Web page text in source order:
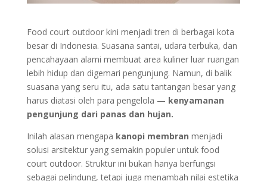
Food court outdoor kini menjadi tren di berbagai kota
besar di Indonesia. Suasana santai, udara terbuka, dan
pencahayaan alami membuat area kuliner luar ruangan
lebih hidup dan digemari pengunjung. Namun, di balik
suasana yang seru itu, ada satu tantangan besar yang
harus diatasi oleh para pengelola — kenyamanan
pengunjung dari panas dan hujan.
Inilah alasan mengapa kanopi membran menjadi
solusi arsitektur yang semakin populer untuk food
court outdoor. Struktur ini bukan hanya berfungsi
sebagai pelindung, tetapi juga menambah nilai estetika